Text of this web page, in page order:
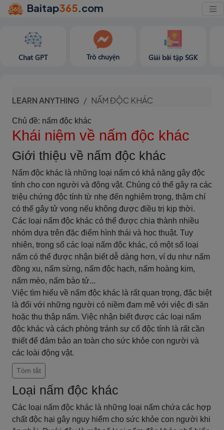
Baitap365.com
Chat GPT Trò chuyện Giải bài tập SGK
LEARN ANYTHING NẤM ĐỘC KHÁC
Chủ đề: nấm độc khác
Khái niệm về nấm độc khác
Giới thiệu về nấm độc khác
Nấm độc khác là những loại nấm có khả năng gây độc
tính cho con người và động vật. Chúng có thể gây ra các
triệu chứng độc tính từ nhẹ đến nghiêm trọng, thậm chí
có thể gây tử vong nếu không được điều trị kịp thời.
Các loại nấm độc khác có thể được chia thành nhiều
nhóm dựa trên đặc điểm hình thái và học thuật. Tuy
nhiên, trong số các loại nấm độc khác, có một số loại
nấm có thể được nhận biết dễ dàng hơn, ví dụ như nấm
đồng xu, nấm sừng, nấm độc hạch, nấm hoàng kim,
nấm mèo, nấm bào tử...
Việc tìm hiểu về nấm độc khác là rất quan trọng, đặc biệt
là đối với những người có niềm đam mê với việc đi săn
hoặc thu thập nấm. Việc nhận biết được các loại nấm
độc khác và cách phòng tránh sự cố độc tính là rất cần
thiết để đảm bảo an toàn cho sức khỏe con người và
các loài động vật.
Tóm tắt
Loại nấm độc khác
Các loại nấm độc khác là những loại nấm chứa các hợp
chất độc hại gây nguy hiểm cho sức khỏe con người khi